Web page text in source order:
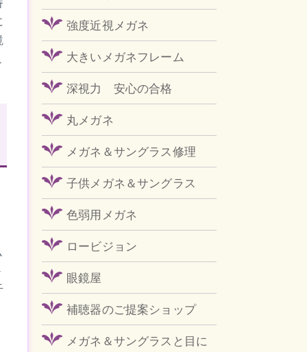
強度近視メガネ
大きいメガネフレーム
深視力 安心の合格
丸メガネ
メガネ＆サングラス修理
子供メガネ＆サングラス
色弱用メガネ
ロービジョン
眼鏡屋
補聴器のご提案ショップ
メガネ＆サングラスと目に